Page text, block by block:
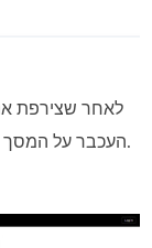
לאחר שצירפת
העכבר על המסך וכסה את האזור כדי להסיר את הלוגו.